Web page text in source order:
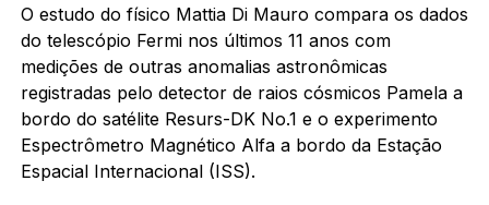
O estudo do físico Mattia Di Mauro compara os dados
do telescópio Fermi nos últimos 11 anos com
medições de outras anomalias astronômicas
registradas pelo detector de raios cósmicos Pamela a
bordo do satélite Resurs-DK No.1 e o experimento
Espectrômetro Magnético Alfa a bordo da Estação
Espacial Internacional (ISS).